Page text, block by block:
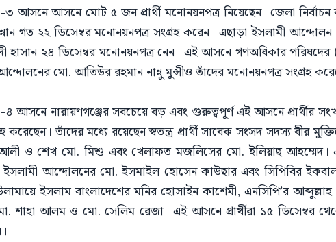
৩ আসনে আসনে মোট ৫ জন প্রার্থী মনোনয়নপত্র নিয়েছেন। জেলা
গত ২২ ডিসেম্বর মনোনয়নপত্র সংগ্রহ করেন। এছাড়া ইসলামী আন্দোলন
হাসান ২৪ ডিসেম্বর মনোনয়নপত্র নেন। এই আসনে গণঅধিকার
মো. আতিউর রহমান নান্নু মুন্সীও তাঁদের মনোনয়নপত্র সংগ্রহ
৪ আসনে নারায়ণগঞ্জের সবচেয়ে বড় এবং গুরুত্বপূর্ণ এই আসনে প্রার্থীর
তাঁদের মধ্যে রয়েছেন স্বতন্ত্র প্রার্থী সাবেক সংসদ সদস্য বীর
ও শেখ মো. মিশু এবং খেলাফত মজলিসের মো. ইলিয়াছ আহম্মেদ।
আন্দোলনের মো. ইসমাইল হোসেন কাউছার এবং সিপিবির
ইসলাম বাংলাদেশের মনির হোসাইন কাশেমী, এনসিপি’র
শাহা আলম ও মো. সেলিম রেজা। এই আসনে প্রার্থীরা ১৫ ডিসেম্বর